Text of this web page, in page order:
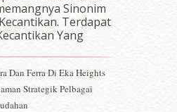
Sinonim
Terdapat
Yang
Dan Ferra Di Eka Heights
Strategik Pelbagai